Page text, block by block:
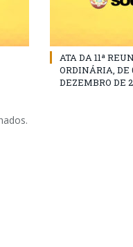
ATA DA 11ª
ORDINÁRIA, DE
DEZEMBRO DE